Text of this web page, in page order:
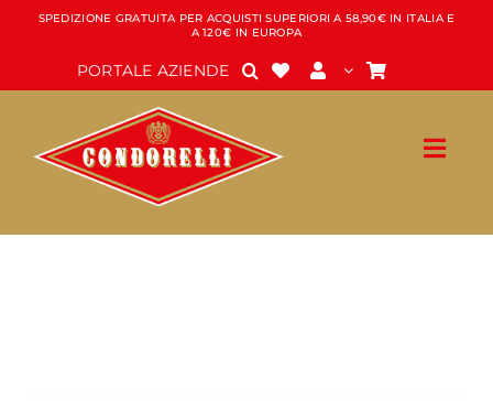
Salta
contenuto
SPEDIZIONE GRATUITA PER ACQUISTI SUPERIORI A 58,90€ IN ITALIA E
A 120€ IN EUROPA
PORTALE AZIENDE